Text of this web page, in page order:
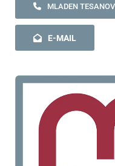
MLADEN
E-MAIL